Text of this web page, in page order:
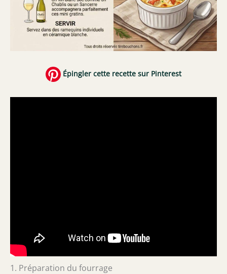
Épingler cette recette sur Pinterest
1. Préparation du fourrage